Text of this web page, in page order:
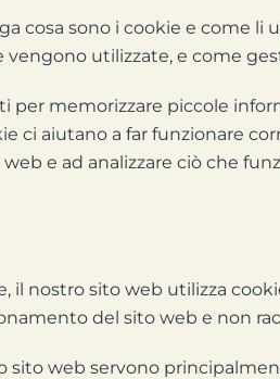
cosa sono i cookie e come
utilizzate, e come
per memorizzare piccole
ci aiutano a far funzionare
e ad analizzare ciò che
il nostro sito web utilizza
del sito web e non
sito web servono